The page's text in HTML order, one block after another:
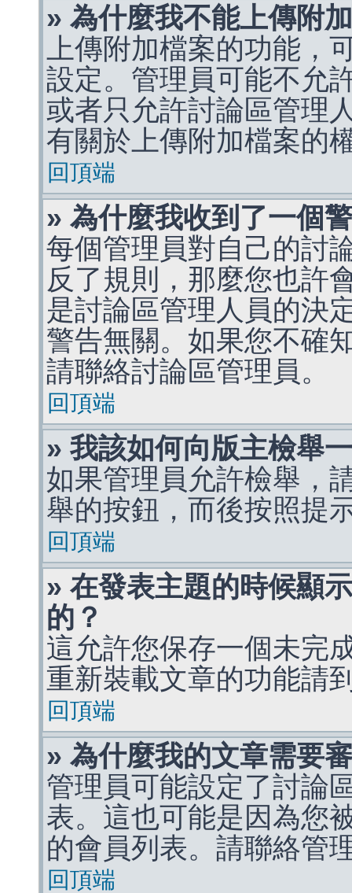
» 為什麼我不能上傳附
上傳附加檔案的功能，
設定。管理員可能不允
或者只允許討論區管理
有關於上傳附加檔案的
回頂端
» 為什麼我收到了一個
每個管理員對自己的討
反了規則，那麼您也許
是討論區管理人員的決
警告無關。如果您不確
請聯絡討論區管理員。
回頂端
» 我該如何向版主檢舉
如果管理員允許檢舉，
舉的按鈕，而後按照提
回頂端
» 在發表主題的時候顯
的？
這允許您保存一個未完
重新裝載文章的功能請
回頂端
» 為什麼我的文章需要
管理員可能設定了討論
表。這也可能是因為您
的會員列表。請聯絡管
回頂端